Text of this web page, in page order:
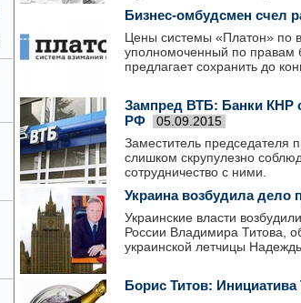
Бизнес-омбудсмен счел
Цены системы «Платон» по
уполномоченный по правам
предлагает сохранить до
Зампред ВТБ: Банки КНР
РФ
05.09.2015
Заместитель председателя
слишком скрупулезно
сотрудничество с ними.
Украина возбудила дело
Украинские власти
России Владимира Титова,
украинской летчицы
Борис Титов: Инициатива